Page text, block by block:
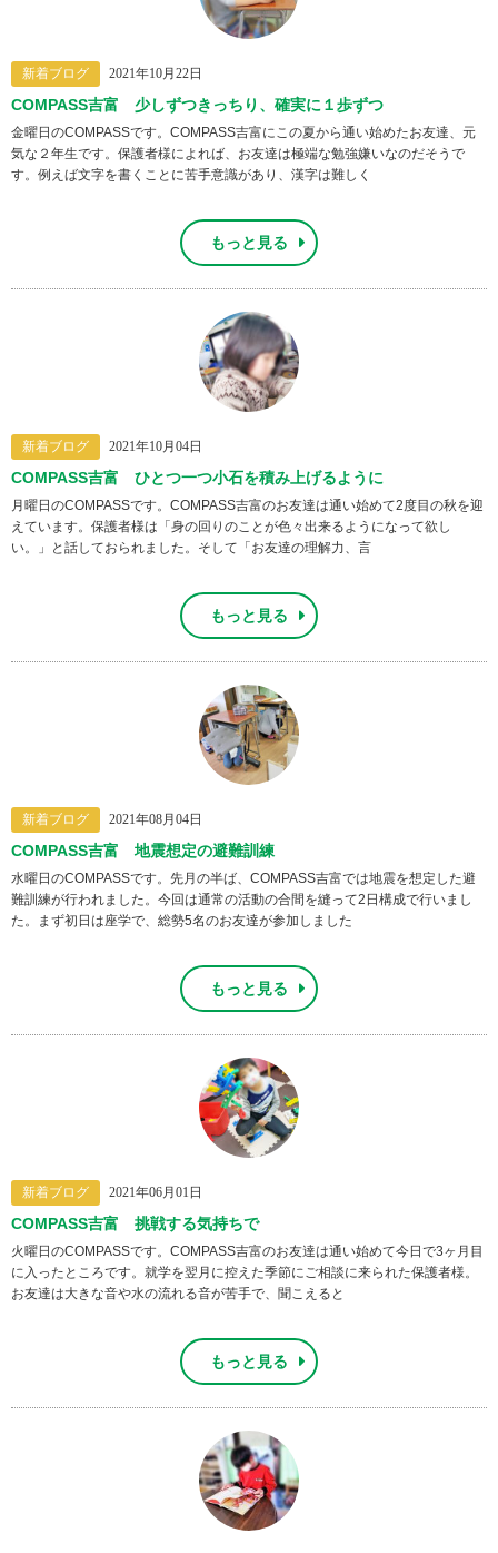
新着ブログ 2021年10月22日
COMPASS吉富 少しずつきっちり、確実に１歩ずつ
金曜日のCOMPASSです。COMPASS吉富にこの夏から通い始めたお友達、元
気な２年生です。保護者様によれば、お友達は極端な勉強嫌いなのだそうで
す。例えば文字を書くことに苦手意識があり、漢字は難しく
もっと見る
新着ブログ 2021年10月04日
COMPASS吉富 ひとつ一つ小石を積み上げるように
月曜日のCOMPASSです。COMPASS吉富のお友達は通い始めて2度目の秋を迎
えています。保護者様は「身の回りのことが色々出来るようになって欲し
い。」と話しておられました。そして「お友達の理解力、言
もっと見る
新着ブログ 2021年08月04日
COMPASS吉富 地震想定の避難訓練
水曜日のCOMPASSです。先月の半ば、COMPASS吉富では地震を想定した避
難訓練が行われました。今回は通常の活動の合間を縫って2日構成で行いまし
た。まず初日は座学で、総勢5名のお友達が参加しました
もっと見る
新着ブログ 2021年06月01日
COMPASS吉富 挑戦する気持ちで
火曜日のCOMPASSです。COMPASS吉富のお友達は通い始めて今日で3ヶ月目
に入ったところです。就学を翌月に控えた季節にご相談に来られた保護者様。
お友達は大きな音や水の流れる音が苦手で、聞こえると
もっと見る